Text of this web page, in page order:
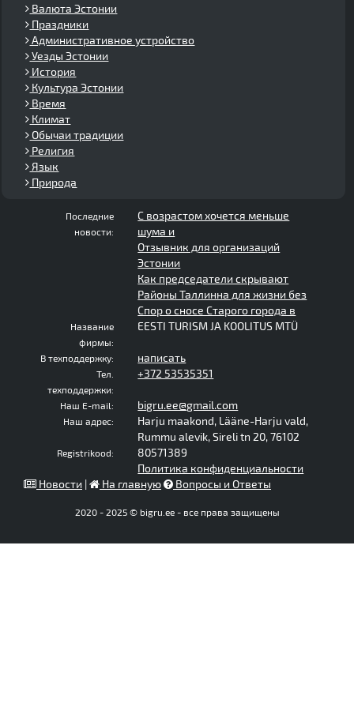
Валюта Эстонии
Праздники
Административное устройство
Уезды Эстонии
История
Культура Эстонии
Время
Климат
Обычаи традиции
Религия
Язык
Природа
Последние
новости:
С возрастом хочется меньше
шума и
Отзывник для организаций
Эстонии
Как председатели скрывают
Районы Таллинна для жизни без
Спор о сносе Старого города в
Название
фирмы:
EESTI TURISM JA KOOLITUS MTÜ
В техподдержку: написать
Тел.
техподдержки:
+372 53535351
Наш E-mail: bigru.ee@gmail.com
Наш адрес:
Harju maakond, Lääne-Harju vald,
Rummu alevik, Sireli tn 20, 76102
Registrikood:
80571389
Политика конфиденциальности
Новости | На главную Вопросы и Ответы
2020 - 2025 © bigru.ee - все права защищены